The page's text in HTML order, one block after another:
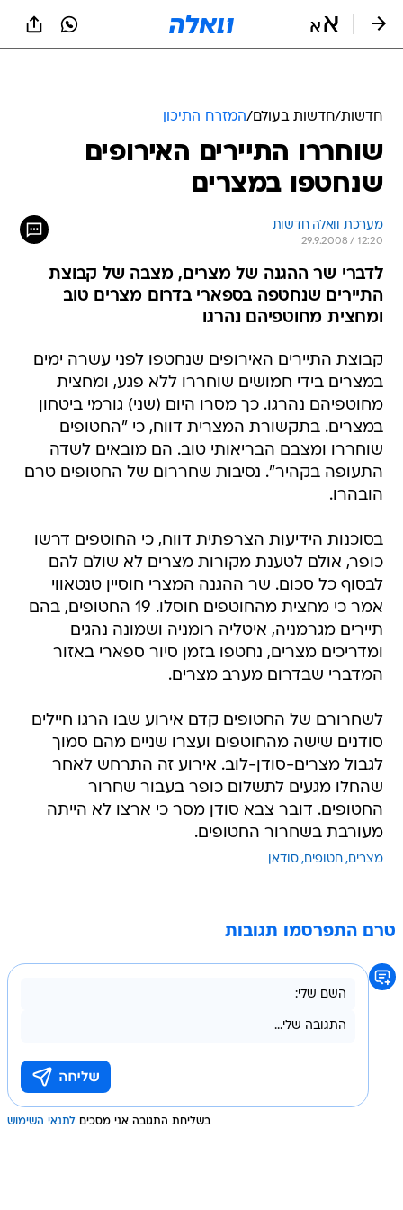
חדשות/חדשות בעולם/המזרח התיכון
שוחררו התיירים האירופים
שנחטפו במצרים
מערכת וואלה חדשות
29.9.2008 / 12:20
לדברי שר ההגנה של מצרים, מצבה של קבוצת
התיירים שנחטפה בספארי בדרום מצרים טוב
ומחצית מחוטפיהם נהרגו
קבוצת התיירים האירופים שנחטפו לפני עשרה ימים
במצרים בידי חמושים שוחררו ללא פגע, ומחצית
מחוטפיהם נהרגו. כך מסרו היום (שני) גורמי ביטחון
במצרים. בתקשורת המצרית דווח, כי "החטופים
שוחררו ומצבם הבריאותי טוב. הם מובאים לשדה
התעופה בקהיר". נסיבות שחררום של החטופים טרם
הובהרו.
בסוכנות הידיעות הצרפתית דווח, כי החוטפים דרשו
כופר, אולם לטענת מקורות מצרים לא שולם להם
לבסוף כל סכום. שר ההגנה המצרי חוסיין טנטאווי
אמר כי מחצית מהחוטפים חוסלו. 19 החטופים, בהם
תיירים מגרמניה, איטליה רומניה ושמונה נהגים
ומדריכים מצרים, נחטפו בזמן סיור ספארי באזור
המדברי שבדרום מערב מצרים.
לשחרורם של החטופים קדם אירוע שבו הרגו חיילים
סודנים שישה מהחוטפים ועצרו שניים מהם סמוך
לגבול מצרים-סודן-לוב. אירוע זה התרחש לאחר
שהחלו מגעים לתשלום כופר בעבור שחרור
החטופים. דובר צבא סודן מסר כי ארצו לא הייתה
מעורבת בשחרור החטופים.
מצרים חטופים סודאן
טרם התפרסמו תגובות
בשליחת התגובה אני מסכים לתנאי השימוש